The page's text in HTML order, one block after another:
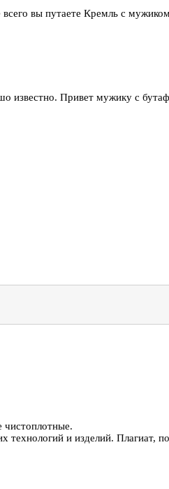
вы путаете Кремль с
известно. Привет мужику с
чистоплотные.
технологий и изделий. Плагиат,